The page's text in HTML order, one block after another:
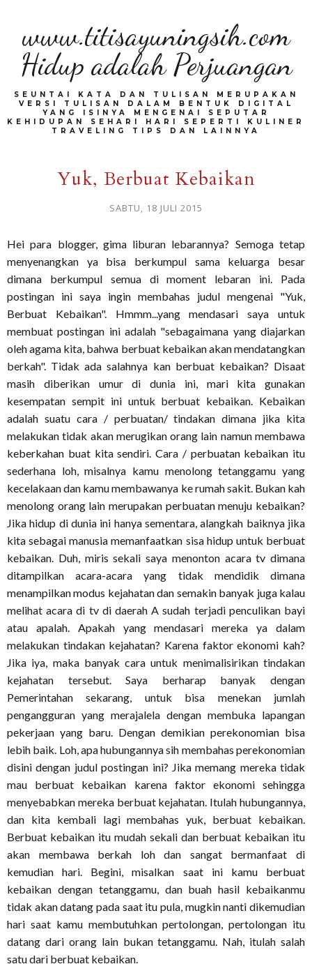
www.titisayuningsih.com
Hidup adalah Perjuangan
SEUNTAI KATA DAN TULISAN MERUPAKAN
VERSI TULISAN DALAM BENTUK DIGITAL
YANG ISINYA MENGENAI SEPUTAR
KEHIDUPAN SEHARI HARI SEPERTI KULINER
TRAVELING TIPS DAN LAINNYA
Yuk, Berbuat Kebaikan
SABTU, 18 JULI 2015
Hei para blogger, gima liburan lebarannya? Semoga tetap
menyenangkan ya bisa berkumpul sama keluarga besar
dimana berkumpul semua di moment lebaran ini. Pada
postingan ini saya ingin membahas judul mengenai "Yuk,
Berbuat Kebaikan". Hmmm...yang mendasari saya untuk
membuat postingan ini adalah "sebagaimana yang diajarkan
oleh agama kita, bahwa berbuat kebaikan akan mendatangkan
berkah". Tidak ada salahnya kan berbuat kebaikan? Disaat
masih diberikan umur di dunia ini, mari kita gunakan
kesempatan sempit ini untuk berbuat kebaikan. Kebaikan
adalah suatu cara / perbuatan/ tindakan dimana jika kita
melakukan tidak akan merugikan orang lain namun membawa
keberkahan buat kita sendiri. Cara / perbuatan kebaikan itu
sederhana loh, misalnya kamu menolong tetanggamu yang
kecelakaan dan kamu membawanya ke rumah sakit. Bukan kah
menolong orang lain merupakan perbuatan menuju kebaikan?
Jika hidup di dunia ini hanya sementara, alangkah baiknya jika
kita sebagai manusia memanfaatkan sisa hidup untuk berbuat
kebaikan. Duh, miris sekali saya menonton acara tv dimana
ditampilkan acara-acara yang tidak mendidik dimana
menampilkan modus kejahatan dan semakin banyak juga kalau
melihat acara di tv di daerah A sudah terjadi penculikan bayi
atau apalah. Apakah yang mendasari mereka ya dalam
melakukan tindakan kejahatan? Karena faktor ekonomi kah?
Jika iya, maka banyak cara untuk menimalisirikan tindakan
kejahatan tersebut. Saya berharap banyak dengan
Pemerintahan sekarang, untuk bisa menekan jumlah
pengangguran yang merajalela dengan membuka lapangan
pekerjaan yang baru. Dengan demikian perekonomian bisa
lebih baik. Loh, apa hubungannya sih membahas perekonomian
disini dengan judul postingan ini? Jika memang mereka tidak
mau berbuat kebaikan karena faktor ekonomi sehingga
menyebabkan mereka berbuat kejahatan. Itulah hubungannya,
dan kita kembali lagi membahas yuk, berbuat kebaikan.
Berbuat kebaikan itu mudah sekali dan berbuat kebaikan itu
akan membawa berkah loh dan sangat bermanfaat di
kemudian hari. Begini, misalkan saat ini kamu berbuat
kebaikan dengan tetanggamu, dan buah hasil kebaikanmu
tidak akan datang pada saat itu pula, mugkin nanti dikemudian
hari saat kamu membutuhkan pertolongan, pertolongan itu
datang dari orang lain bukan tetanggamu. Nah, itulah salah
satu dari berbuat kebaikan.